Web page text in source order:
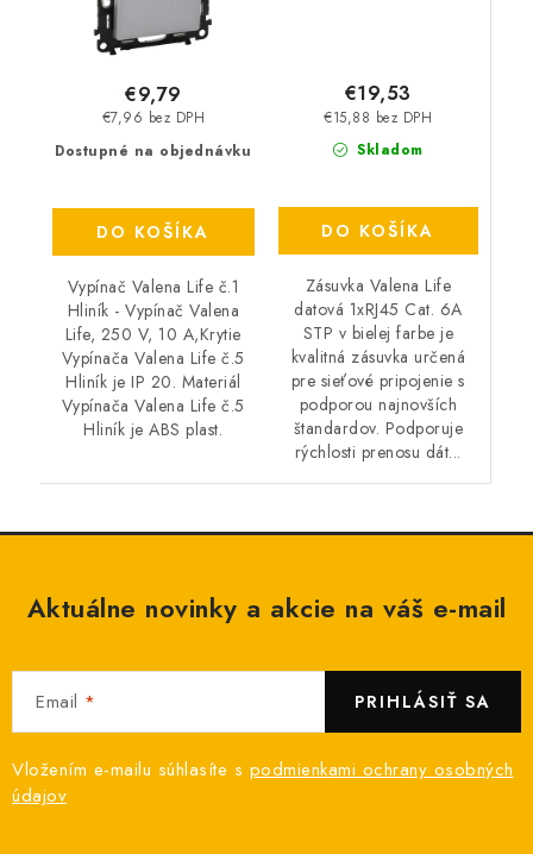
Dostupné na objednávku
€7,96 bez DPH
€9,79
DO KOŠÍKA
Vypínač Valena Life č.1
Hliník - Vypínač Valena
Life, 250 V, 10 A,Krytie
Vypínača Valena Life č.5
Hliník je IP 20. Materiál
Vypínača Valena Life č.5
Hliník je ABS plast.
Skladom
€15,88 bez DPH
€19,53
DO KOŠÍKA
Zásuvka Valena Life
datová 1xRJ45 Cat. 6A
STP v bielej farbe je
kvalitná zásuvka určená
pre sieťové pripojenie s
podporou najnovších
štandardov. Podporuje
rýchlosti prenosu dát...
Aktuálne novinky a akcie na váš e-mail
Email
Vložením e-mailu súhlasíte s podmienkami ochrany osobných
údajov
PRIHLÁSIŤ SA